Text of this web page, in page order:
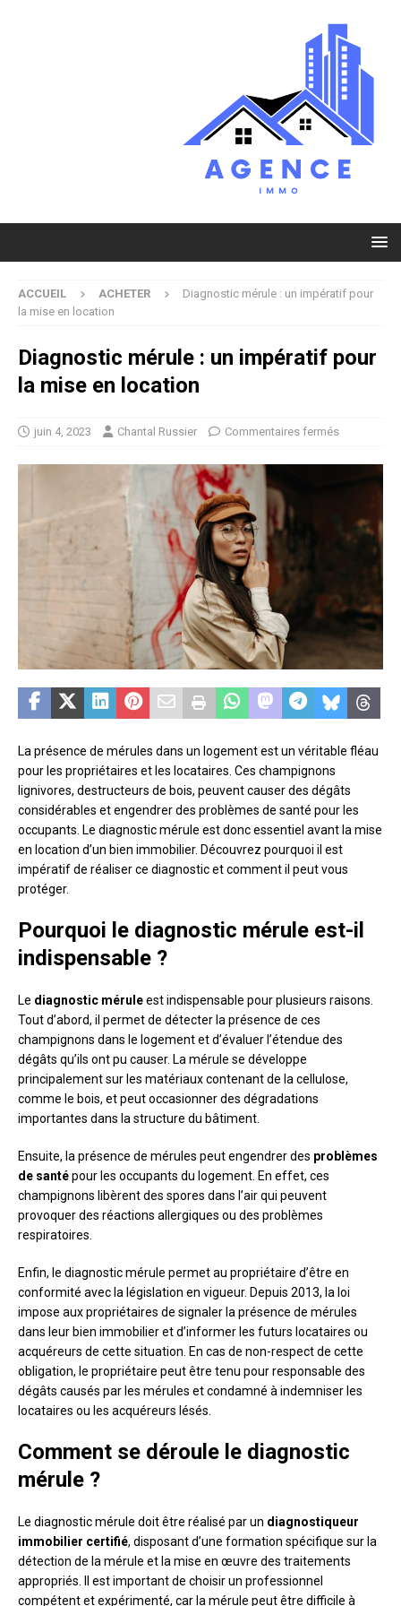
ACCUEIL ACHETER
Diagnostic mérule : un impératif pour
la mise en location
Diagnostic mérule : un impératif pour
la mise en location
juin 4, 2023 Chantal Russier Commentaires fermés
La présence de mérules dans un logement est un véritable fléau
pour les propriétaires et les locataires. Ces champignons
lignivores, destructeurs de bois, peuvent causer des dégâts
considérables et engendrer des problèmes de santé pour les
occupants. Le diagnostic mérule est donc essentiel avant la mise
en location d’un bien immobilier. Découvrez pourquoi il est
impératif de réaliser ce diagnostic et comment il peut vous
protéger.
Pourquoi le diagnostic mérule est-il
indispensable ?
Le diagnostic méruleest indispensable pour plusieurs raisons.
Tout d’abord, il permet de détecter la présence de ces
champignons dans le logement et d’évaluer l’étendue des
dégâts qu’ils ont pu causer. La mérule se développe
principalement sur les matériaux contenant de la cellulose,
comme le bois, et peut occasionner des dégradations
importantes dans la structure du bâtiment.
Ensuite, la présence de mérules peut engendrer des problèmes
de santépour les occupants du logement. En effet, ces
champignons libèrent des spores dans l’air qui peuvent
provoquer des réactions allergiques ou des problèmes
respiratoires.
Enfin, le diagnostic mérule permet au propriétaire d’être en
conformité avec la législation en vigueur. Depuis 2013, la loi
impose aux propriétaires de signaler la présence de mérules
dans leur bien immobilier et d’informer les futurs locataires ou
acquéreurs de cette situation. En cas de non-respect de cette
obligation, le propriétaire peut être tenu pour responsable des
dégâts causés par les mérules et condamné à indemniser les
locataires ou les acquéreurs lésés.
Comment se déroule le diagnostic
mérule ?
Le diagnostic mérule doit être réalisé par un diagnostiqueur
immobilier certifié, disposant d’une formation spécifique sur la
détection de la mérule et la mise en œuvre des traitements
appropriés. Il est important de choisir un professionnel
compétent et expérimenté, car la mérule peut être difficile à